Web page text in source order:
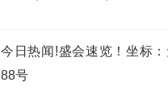
今日热闻!盛会速览！坐标
88号